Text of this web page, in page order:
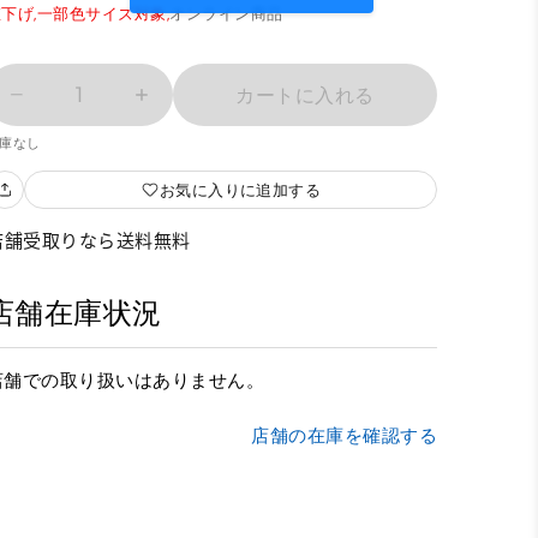
げ,一部色サイズ対象,オンライン商品
1 カートに入れる
なし
お気に入りに追加する
舗受取りなら送料無料
舗在庫状況
での取り扱いはありません。
店舗の在庫を確認する